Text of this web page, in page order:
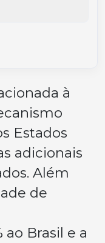
à
Estados
adicionais
Além
de
Brasil e a